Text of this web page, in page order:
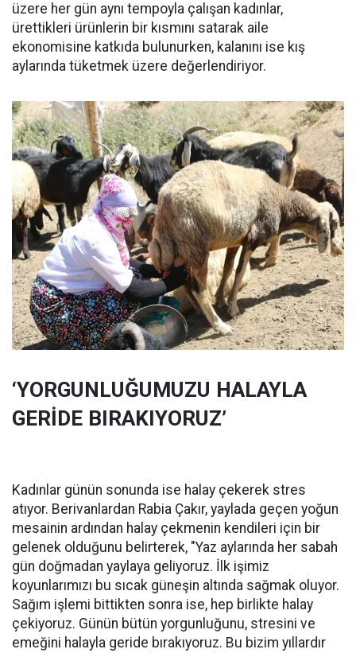
üzere her gün aynı tempoyla çalışan kadınlar,
ürettikleri ürünlerin bir kısmını satarak aile
ekonomisine katkıda bulunurken, kalanını ise kış
aylarında tüketmek üzere değerlendiriyor.
‘YORGUNLUĞUMUZU HALAYLA
GERİDE BIRAKIYORUZ’
Kadınlar günün sonunda ise halay çekerek stres
atıyor. Berivanlardan Rabia Çakır, yaylada geçen yoğun
mesainin ardından halay çekmenin kendileri için bir
gelenek olduğunu belirterek, "Yaz aylarında her sabah
gün doğmadan yaylaya geliyoruz. İlk işimiz
koyunlarımızı bu sıcak güneşin altında sağmak oluyor.
Sağım işlemi bittikten sonra ise, hep birlikte halay
çekiyoruz. Günün bütün yorgunluğunu, stresini ve
emeğini halayla geride bırakıyoruz. Bu bizim yıllardır